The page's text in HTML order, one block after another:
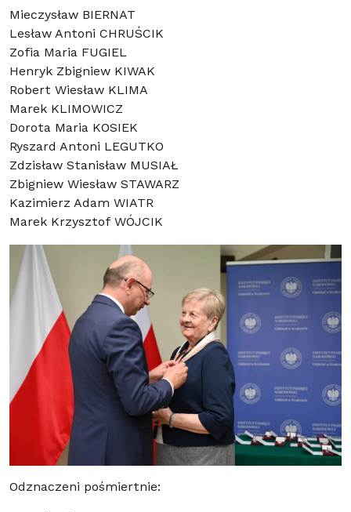
Mieczysław BIERNAT
Lesław Antoni CHRUŚCIK
Zofia Maria FUGIEL
Henryk Zbigniew KIWAK
Robert Wiesław KLIMA
Marek KLIMOWICZ
Dorota Maria KOSIEK
Ryszard Antoni LEGUTKO
Zdzisław Stanisław MUSIAŁ
Zbigniew Wiesław STAWARZ
Kazimierz Adam WIATR
Marek Krzysztof WÓJCIK
Odznaczeni pośmiertnie: